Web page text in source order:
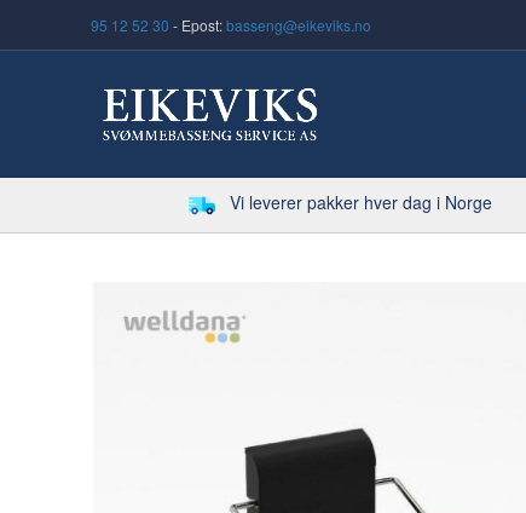
95 12 52 30 - Epost:basseng@eikeviks.no
Vi leverer pakker hver dag i Norge